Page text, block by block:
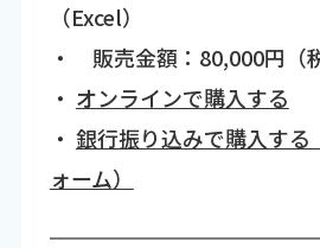
（Excel）
・ 販売金額：80,000円（
・ オンラインで購入する
・ 銀行振り込みで購入する
ォーム）